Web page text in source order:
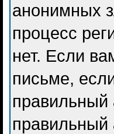
анонимных
процесс
нет. Если
письме,
правильный
правильный